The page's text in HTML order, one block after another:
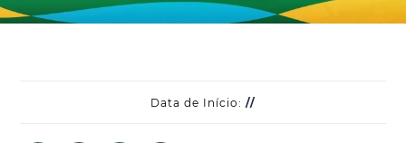
Data de Início: //